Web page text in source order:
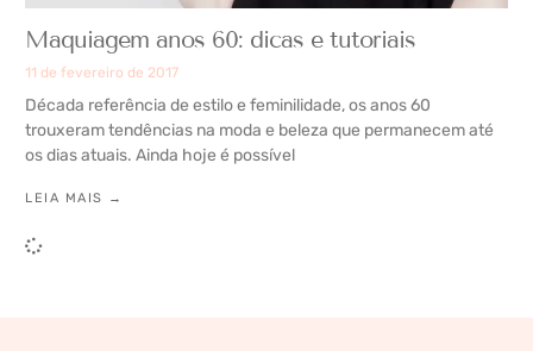
Maquiagem anos 60: dicas e tutoriais
11 de fevereiro de 2017
Década referência de estilo e feminilidade, os anos 60
trouxeram tendências na moda e beleza que permanecem até
os dias atuais. Ainda hoje é possível
LEIA MAIS →